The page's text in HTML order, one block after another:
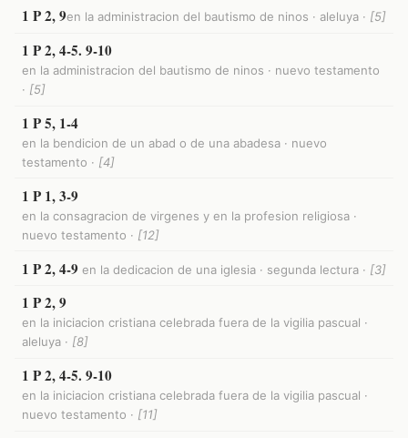
1 P 2, 9en la administracion del bautismo de ninos · aleluya · [5]
1 P 2, 4-5. 9-10
en la administracion del bautismo de ninos · nuevo testamento
· [5]
1 P 5, 1-4
en la bendicion de un abad o de una abadesa · nuevo
testamento · [4]
1 P 1, 3-9
en la consagracion de virgenes y en la profesion religiosa ·
nuevo testamento · [12]
1 P 2, 4-9 en la dedicacion de una iglesia · segunda lectura · [3]
1 P 2, 9
en la iniciacion cristiana celebrada fuera de la vigilia pascual ·
aleluya · [8]
1 P 2, 4-5. 9-10
en la iniciacion cristiana celebrada fuera de la vigilia pascual ·
nuevo testamento · [11]